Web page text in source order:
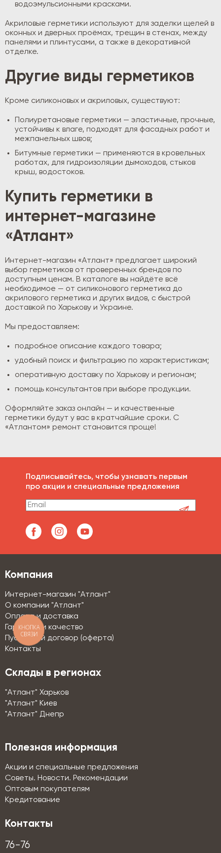
водоэмульсионными красками.
Акриловые герметики используют для заделки щелей в
оконных и дверных проёмах, трещин в стенах, между
панелями и плинтусами, а также в декоративной
отделке.
Другие виды герметиков
Кроме силиконовых и акриловых, существуют:
Полиуретановые герметики — эластичные, прочные,
устойчивы к влаге, подходят для фасадных работ и
межпанельных швов;
Битумные герметики — применяются в кровельных
работах, для гидроизоляции дымоходов, стыков
крыш, водостоков.
Купить герметики в
интернет-магазине
«Атлант»
Интернет-магазин «Атлант» предлагает широкий
выбор герметиков от проверенных брендов по
доступным ценам. В каталоге вы найдёте всё
необходимое — от силиконового герметика до
акрилового герметика и других видов, с быстрой
доставкой по Харькову и Украине.
Мы предоставляем:
подробное описание каждого товара;
удобный поиск и фильтрацию по характеристикам;
оперативную доставку по Харькову и регионам;
помощь консультантов при выборе продукции.
Оформляйте заказ онлайн — и качественные
герметики будут у вас в кратчайшие сроки. С
«Атлантом» ремонт становится проще!
Подписывайтесь, чтобы узнавать первым
про акции и специальные предложения
Компания
Интернет-магазин "Атлант"
О компании "Атлант"
Оплата и доставка
Гарантии и качество
Публичный договор (оферта)
Контакты
Склады в регионах
"Атлант" Харьков
"Атлант" Киев
"Атлант" Днепр
Полезная информация
Акции и специальные предложения
Советы. Новости. Рекомендации
Оптовым покупателям
Кредитование
Контакты
76-76
КНОПКА
СВЯЗИ